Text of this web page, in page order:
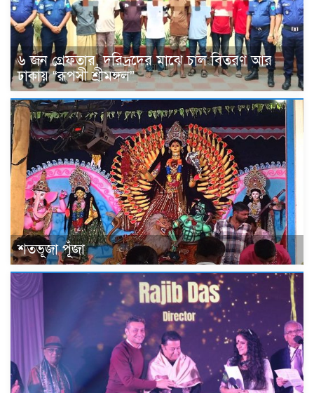
৬ জন গ্রেফতার, দরিদ্রদের মাঝে চাল বিতরণ আর
ঢাকায় “রূপসী শ্রীমঙ্গল”
শতভূজা পূঁজা